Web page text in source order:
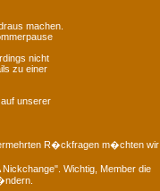
machen.
nicht
zu einer
unserer
R�ckfragen m�chten wir
Wichtig, Member die